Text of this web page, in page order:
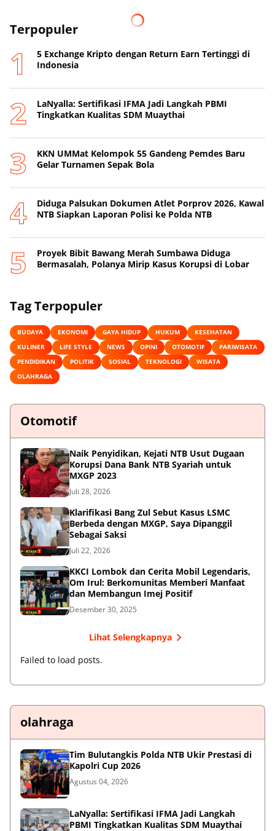
Terpopuler
5 Exchange Kripto dengan Return Earn Tertinggi di
Indonesia
LaNyalla: Sertifikasi IFMA Jadi Langkah PBMI
Tingkatkan Kualitas SDM Muaythai
KKN UMMat Kelompok 55 Gandeng Pemdes Baru
Gelar Turnamen Sepak Bola
Diduga Palsukan Dokumen Atlet Porprov 2026, Kawal
NTB Siapkan Laporan Polisi ke Polda NTB
Proyek Bibit Bawang Merah Sumbawa Diduga
Bermasalah, Polanya Mirip Kasus Korupsi di Lobar
Tag Terpopuler
BUDAYA EKONOMI GAYA HIDUP HUKUM
KESEHATAN
KULINER
LIFE STYLE NEWS OPINI OTOMOTIF
PARIWISATA
PENDIDIKAN
POLITIK SOSIAL TEKNOLOGI
WISATA
OLAHRAGA
Otomotif
Naik Penyidikan, Kejati NTB Usut Dugaan
Korupsi Dana Bank NTB Syariah untuk
MXGP 2023
Juli 28, 2026
Klarifikasi Bang Zul Sebut Kasus LSMC
Berbeda dengan MXGP, Saya Dipanggil
Sebagai Saksi
Juli 22, 2026
KKCI Lombok dan Cerita Mobil Legendaris,
Om Irul: Berkomunitas Memberi Manfaat
dan Membangun Imej Positif
Desember 30, 2025
Lihat Selengkapnya
Failed to load posts.
olahraga
Tim Bulutangkis Polda NTB Ukir Prestasi di
Kapolri Cup 2026
Agustus 04, 2026
LaNyalla: Sertifikasi IFMA Jadi Langkah
PBMI Tingkatkan Kualitas SDM Muaythai